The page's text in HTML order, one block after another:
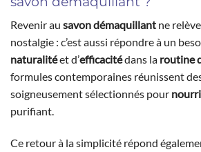
Revenir au savon démaquillant ne
nostalgie : c’est aussi répondre à un
naturalitéet d’efficacitédans la routine
formules contemporaines réunissent
soigneusement sélectionnés pour
purifiant.
Ce retour à la simplicité répond